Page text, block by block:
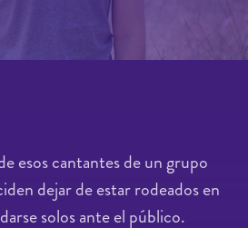
esos cantantes de un grupo
dejar de estar rodeados en
solos ante el público.